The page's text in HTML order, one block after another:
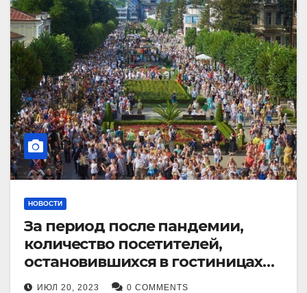
НОВОСТИ
За период после пандемии,
количество посетителей,
остановившихся в гостиницах
Кисловодска, выросло в 2,5 раза.
ИЮЛ 20, 2023 0 COMMENTS